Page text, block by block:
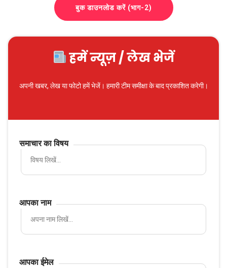
बुक डाउनलोड करें (भाग-2)
हमें न्यूज़ / लेख भेजें
अपनी खबर, लेख या फोटो हमें भेजें। हमारी टीम समीक्षा के बाद प्रकाशित करेगी।
समाचार का विषय
आपका नाम
आपका ईमेल